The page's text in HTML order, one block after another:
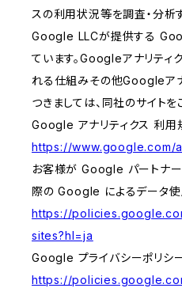
スの利用状況等を調査・分析
Google LLCが提供する
ています。Googleアナリティ
れる仕組みその他Googleア
つきましては、同社のサイトを
Google アナリティクス 利用
https://www.google.com/
お客様が Google パートナー
際の Google によるデータ使
https://
sites?hl=ja
Google プライバシーポリシー
https://